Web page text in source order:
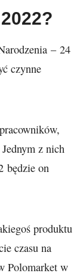
– 24
czynne
z nich
będzie on
produktu
czasu na
Polomarket w